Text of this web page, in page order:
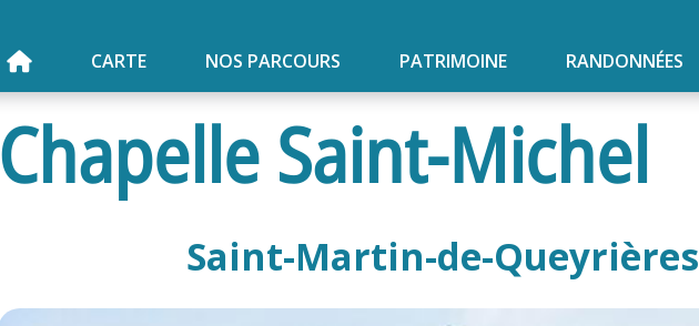
CARTE NOS PARCOURS PATRIMOINE RANDONNÉES
Chapelle Saint-Michel
Saint-Martin-de-Queyrières